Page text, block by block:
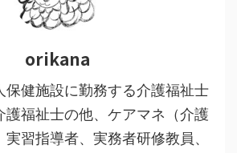
orikana
保健施設に勤務する介護福祉士
護福祉士の他、ケアマネ（介護
習指導者、実務者研修教員、